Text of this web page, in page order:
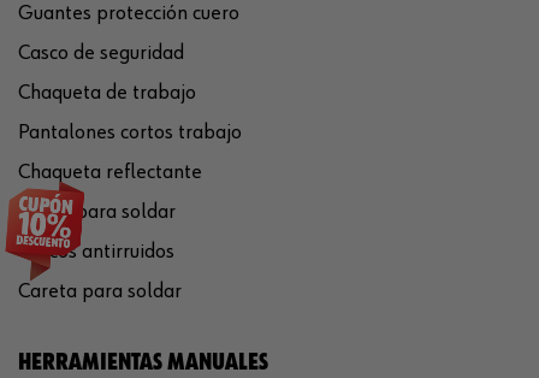
Guantes protección cuero
Casco de seguridad
Chaqueta de trabajo
Pantalones cortos trabajo
Chaqueta reflectante
Gafas para soldar
Cascos antirruidos
Careta para soldar
HERRAMIENTAS MANUALES